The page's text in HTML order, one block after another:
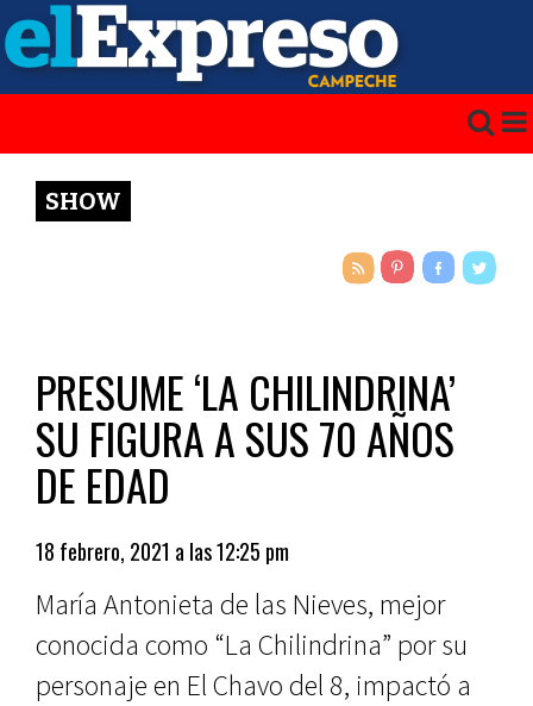
SHOW
PRESUME ‘LA CHILINDRINA’
SU FIGURA A SUS 70 AÑOS
DE EDAD
18 febrero, 2021 a las 12:25 pm
María Antonieta de las Nieves, mejor
conocida como “La Chilindrina” por su
personaje en El Chavo del 8, impactó a